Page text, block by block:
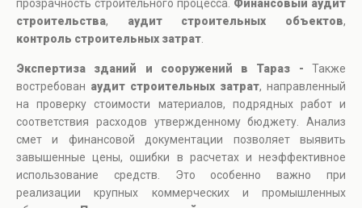
прозрачность строительного процесса. Финансовый аудит
строительства, аудит строительных объектов,
контроль строительных затрат
Экспертиза зданий и сооружений в Тараз - Также
востребован аудит строительных затрат, направленный
на проверку стоимости материалов, подрядных работ и
соответствия расходов утвержденному бюджету. Анализ
смет и финансовой документации позволяет выявить
завышенные цены, ошибки в расчетах и неэффективное
использование средств. Это особенно важно при
реализации крупных коммерческих и промышленных